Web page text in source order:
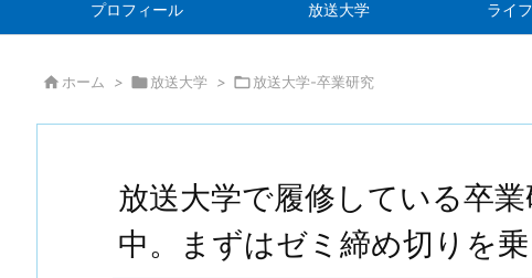
プロフィール 放送大学 ライ
 ホーム > 放送大学 > 放送大学-卒業研究
放送大学で履修している卒
中。まずはゼミ締め切りを乗